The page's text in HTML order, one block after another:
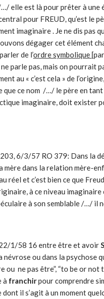
elle est là pour prêter à une
pour FREUD, qu’est le
imaginaire . Je ne dis pas
dégager cet élément
de l’ordre symbolique
ne parle pas, mais on
au « c’est cela » de
que ce nom /…/ le père en tant
imaginaire, doit exister
6/3/57 RO 379: Dans la
mère dans la relation mère-
réel et c’est bien ce que
à ce niveau
à son semblable /…/ il
1/58 16 entre être et avoir
névrose ou dans la
ou ne pas être”, “to be or not
à franchirpour comprendre
dont il s’agit à un moment